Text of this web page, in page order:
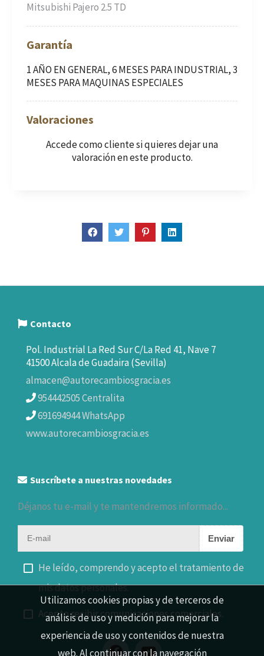
Mitsubishi Pajero 2.5 TD
Garantía
1 AÑO EN GENERAL, 6 MESES PARA INDUSTRIAL, 3
MESES PARA MAQUINAS ESPECIALES
Valoraciones
Accede como clientesi quieres dejar una
valoración en este producto.
Contacto
Pol. Industrial La Red Sur C/La Red 41, Nave 7
41500 Alcala de Guadaira (Sevilla)
almacen@autorecambiosgracia.es
954442505 Centralita
691694944 WhatsApp
www.autorecambiosgracia.es
Suscríbete a nuestras novedades
Déjanos tu e-mail y te mantendremos informado...
Enviar
He leído, comprendo y acepto el tratamiento de
mis datos personales.
Acepto recibir comunicaciones comerciales.
Utilizamos cookies propias y de terceros de
análisis de uso y medición para mejorar la
experiencia de uso y contenidos de nuestra
web. Al continuar con la navegación